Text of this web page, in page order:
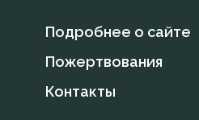
Подробнее о сайте
Пожертвования
Контакты